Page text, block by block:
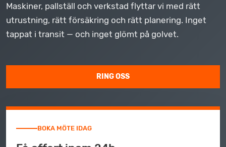
Maskiner, pallställ och verkstad flyttar vi med rätt
utrustning, rätt försäkring och rätt planering. Inget
tappat i transit — och inget glömt på golvet.
RING OSS
BOKA MÖTE IDAG